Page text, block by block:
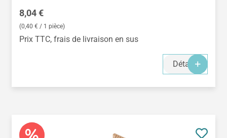
Prix régulier :
8,04 €
(0,40 € / 1 pièce)
Prix TTC, frais de livraison en sus
Détails